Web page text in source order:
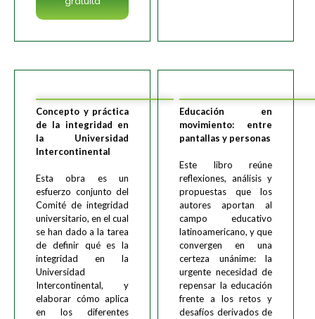
Concepto y práctica
de la integridad en
la Universidad
Intercontinental
Esta obra es un
esfuerzo conjunto del
Comité de integridad
universitario, en el cual
se han dado a la tarea
de definir qué es la
integridad en la
Universidad
Intercontinental, y
elaborar cómo aplica
en los diferentes
Educación en
movimiento: entre
pantallas y personas
Este libro reúne
reflexiones, análisis y
propuestas que los
autores aportan al
campo educativo
latinoamericano, y que
convergen en una
certeza unánime: la
urgente necesidad de
repensar la educación
frente a los retos y
desafíos derivados de